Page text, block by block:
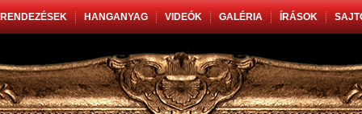
RENDEZÉSEK HANGANYAG VIDEÓK GALÉRIA ÍRÁSOK